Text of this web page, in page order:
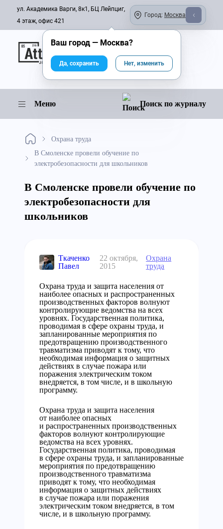
ул. Академика Варги, 8к1, БЦ Лейпциг,
4 этаж, офис 421
Город: Москва
Онлайн-журнал
Меню Поиск по журналу
Охрана труда
В Смоленске провели обучение по
электробезопасности для школьников
В Смоленске провели обучение по
электробезопасности для
школьников
Ткаченко
Павел
22 октября,
2015
Охрана
труда
Охрана труда и защита населения от
наиболее опасных и распространенных
производственных факторов волнуют
контролирующие ведомства на всех
уровнях. Государственная политика,
проводимая в сфере охраны труда, и
запланированные мероприятия по
предотвращению производственного
травматизма приводят к тому, что
необходимая информация о защитных
действиях в случае пожара или
поражения электрическим током
внедряется, в том числе, и в школьную
программу.
Охрана труда и защита населения
от наиболее опасных
и распространенных производственных
факторов волнуют контролирующие
ведомства на всех уровнях.
Государственная политика, проводимая
в сфере охраны труда, и запланированные
мероприятия по предотвращению
производственного травматизма
приводят к тому, что необходимая
информация о защитных действиях
в случае пожара или поражения
электрическим током внедряется, в том
числе, и в школьную программу.
Ваш город — Москва?
Да, сохранить Нет, изменить